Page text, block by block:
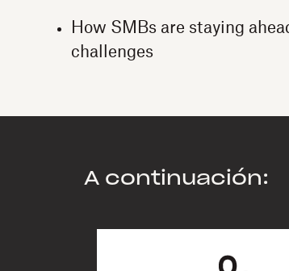
How SMBs are staying
challenges
A continuación: